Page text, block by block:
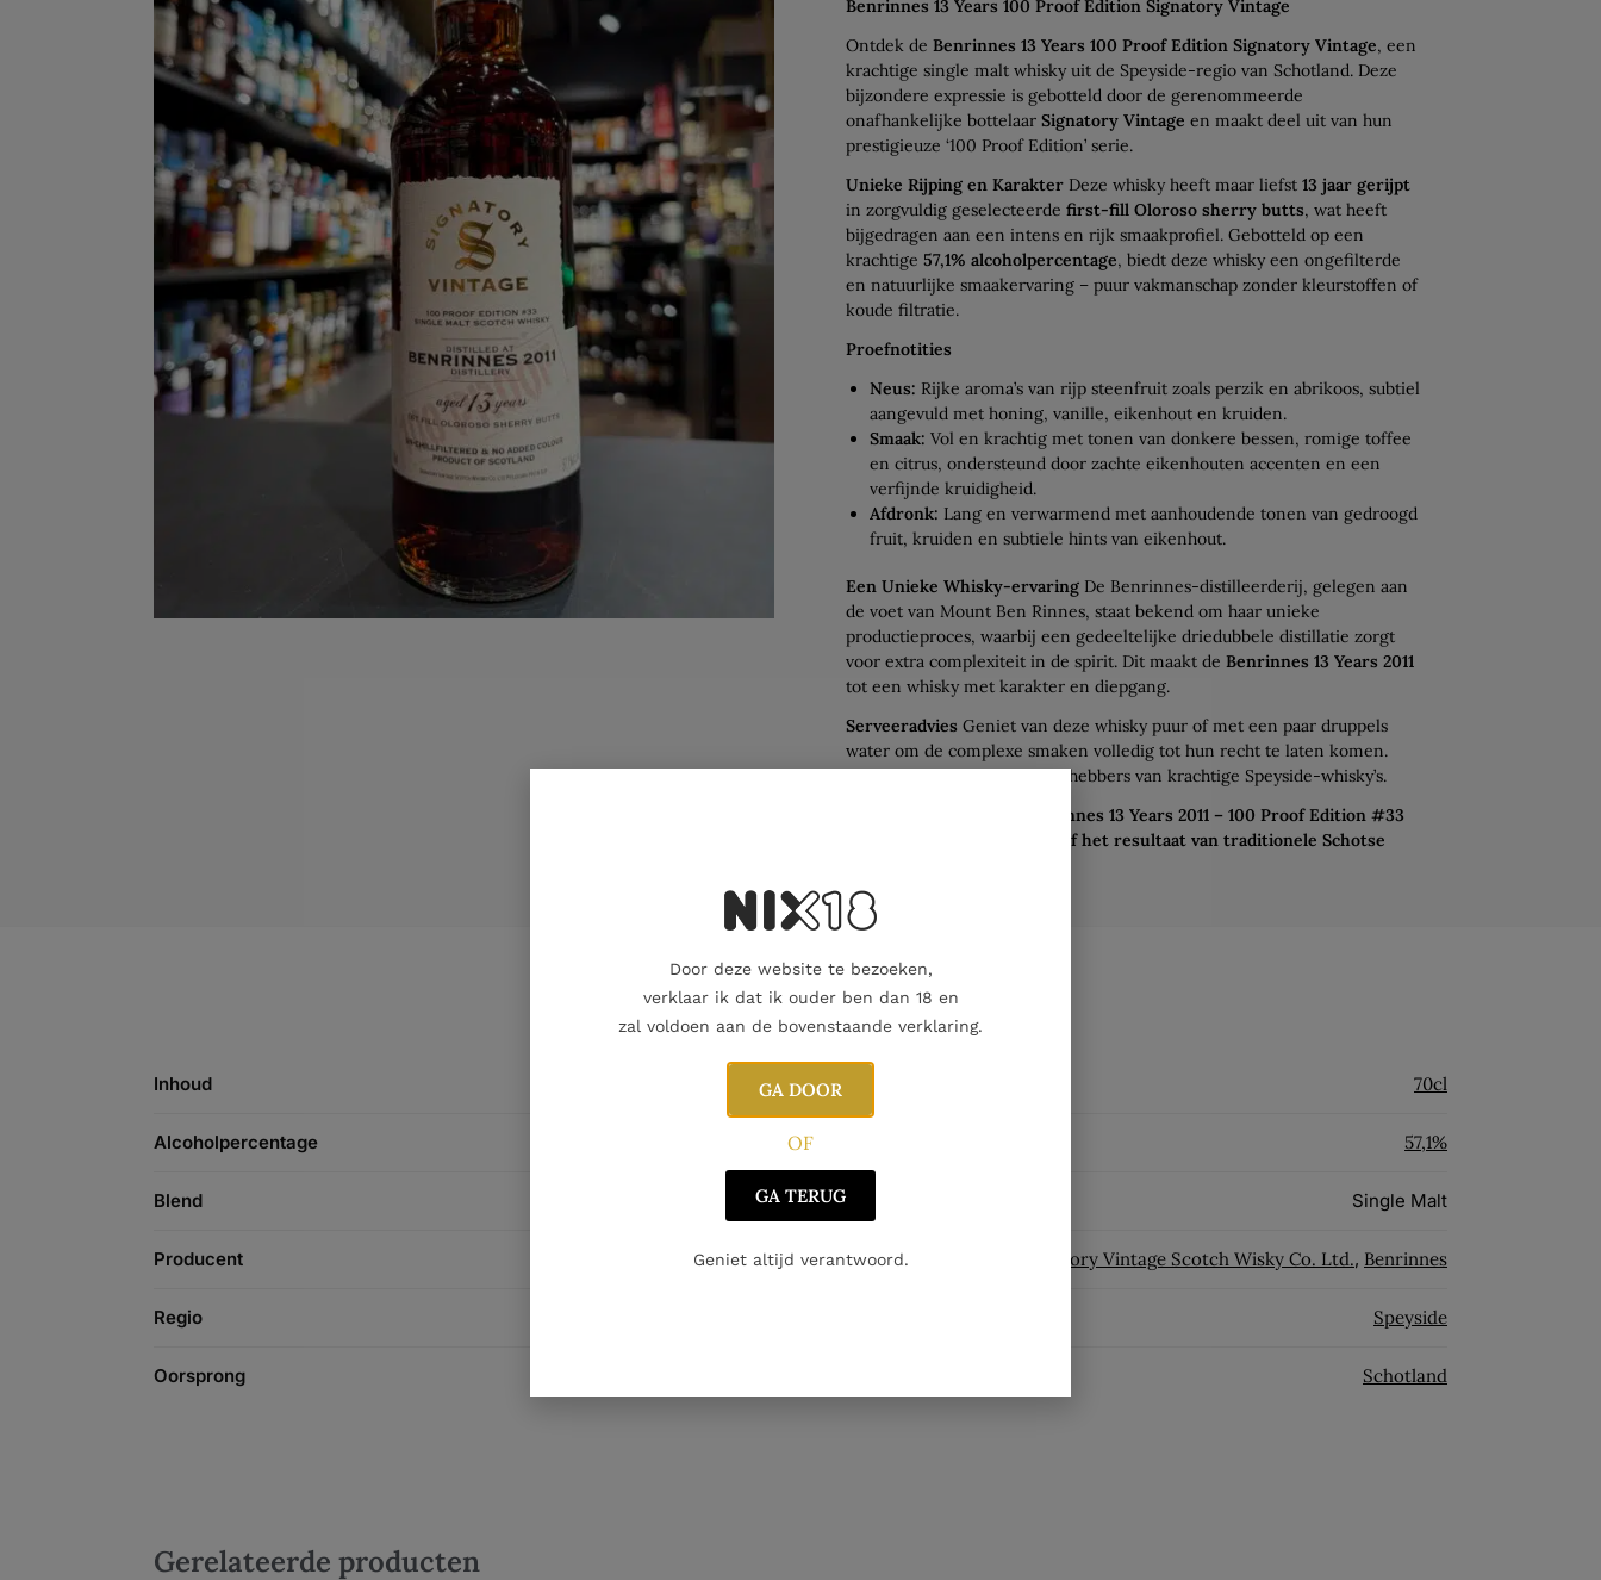
Benrinnes 13 Years 100 Proof Edition Signatory Vintage
Ontdek deBenrinnes 13 Years 100 Proof Edition Signatory Vintage, een
krachtige single malt whisky uit de Speyside-regio van Schotland. Deze
bijzondere expressie is gebotteld door de gerenommeerde
onafhankelijke bottelaarSignatory Vintage en maakt deel uit van hun
prestigieuze ‘100 Proof Edition’ serie.
Unieke Rijping en Karakter Deze whisky heeft maar liefst13 jaar gerijpt
in zorgvuldig geselecteerdefirst-fill Oloroso sherry butts, wat heeft
bijgedragen aan een intens en rijk smaakprofiel. Gebotteld op een
krachtige57,1% alcoholpercentage, biedt deze whisky een ongefilterde
en natuurlijke smaakervaring – puur vakmanschap zonder kleurstoffen of
koude filtratie.
Proefnotities
Neus: Rijke aroma’s van rijp steenfruit zoals perzik en abrikoos, subtiel
aangevuld met honing, vanille, eikenhout en kruiden.
Smaak: Vol en krachtig met tonen van donkere bessen, romige toffee
en citrus, ondersteund door zachte eikenhouten accenten en een
verfijnde kruidigheid.
Afdronk: Lang en verwarmend met aanhoudende tonen van gedroogd
fruit, kruiden en subtiele hints van eikenhout.
Een Unieke Whisky-ervaring De Benrinnes-distilleerderij, gelegen aan
de voet van Mount Ben Rinnes, staat bekend om haar unieke
productieproces, waarbij een gedeeltelijke driedubbele distillatie zorgt
voor extra complexiteit in de spirit. Dit maakt deBenrinnes 13 Years 2011
tot een whisky met karakter en diepgang.
Serveeradvies Geniet van deze whisky puur of met een paar druppels
water om de complexe smaken volledig tot hun recht te laten komen.
Een echte aanrader voor liefhebbers van krachtige Speyside-whisky’s.
Voeg deze bijzondere Benrinnes 13 Years 2011 – 100 Proof Edition #33
toe aan uw collectie en proef het resultaat van traditionele Schotse
Aanvullende informatie Beoordelingen
Inhoud 70cl
Alcoholpercentage 57,1%
Blend Single Malt
Producent Signatory Vintage Scotch Wisky Co. Ltd., Benrinnes
Regio Speyside
Oorsprong Schotland
Gerelateerde producten
Door deze website te bezoeken,
verklaar ik dat ik ouder ben dan 18 en
zal voldoen aan de bovenstaande verklaring.
GA DOOR
OF
GA TERUG
Geniet altijd verantwoord.